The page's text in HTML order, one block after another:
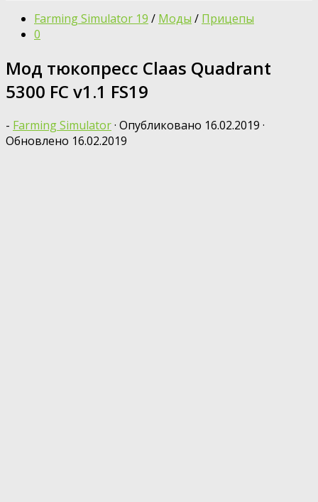
Farming Simulator 19 / Моды / Прицепы
0
Мод тюкопресс Claas Quadrant
5300 FC v1.1 FS19
- Farming Simulator· Опубликовано 16.02.2019 ·
Обновлено 16.02.2019